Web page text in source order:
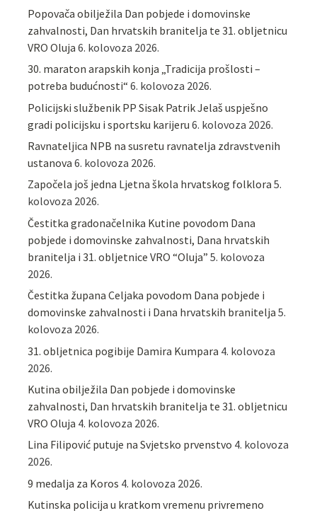
Popovača obilježila Dan pobjede i domovinske
zahvalnosti, Dan hrvatskih branitelja te 31. obljetnicu
VRO Oluja 6. kolovoza 2026.
30. maraton arapskih konja „Tradicija prošlosti –
potreba budućnosti“ 6. kolovoza 2026.
Policijski službenik PP Sisak Patrik Jelaš uspješno
gradi policijsku i sportsku karijeru 6. kolovoza 2026.
Ravnateljica NPB na susretu ravnatelja zdravstvenih
ustanova 6. kolovoza 2026.
Započela još jedna Ljetna škola hrvatskog folklora 5.
kolovoza 2026.
Čestitka gradonačelnika Kutine povodom Dana
pobjede i domovinske zahvalnosti, Dana hrvatskih
branitelja i 31. obljetnice VRO “Oluja” 5. kolovoza
2026.
Čestitka župana Celjaka povodom Dana pobjede i
domovinske zahvalnosti i Dana hrvatskih branitelja 5.
kolovoza 2026.
31. obljetnica pogibije Damira Kumpara 4. kolovoza
2026.
Kutina obilježila Dan pobjede i domovinske
zahvalnosti, Dan hrvatskih branitelja te 31. obljetnicu
VRO Oluja 4. kolovoza 2026.
Lina Filipović putuje na Svjetsko prvenstvo 4. kolovoza
2026.
9 medalja za Koros 4. kolovoza 2026.
Kutinska policija u kratkom vremenu privremeno